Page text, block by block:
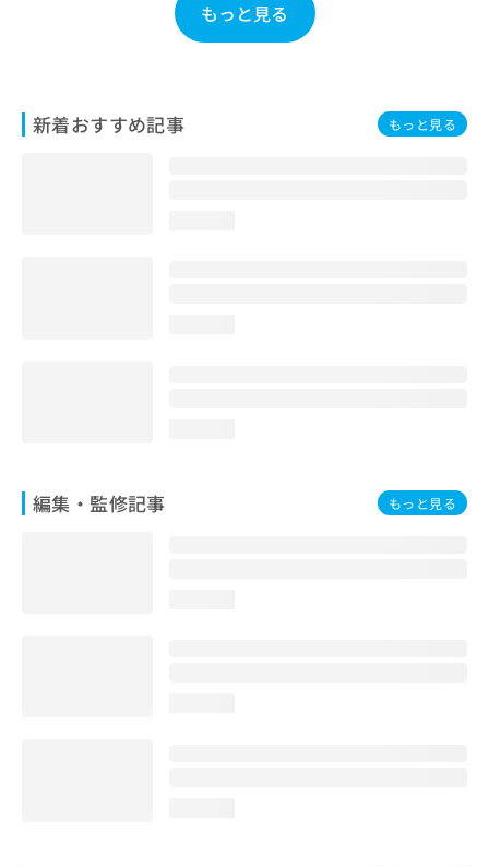
もっと見る
新着おすすめ記事 もっと見る
編集・監修記事 もっと見る
せ